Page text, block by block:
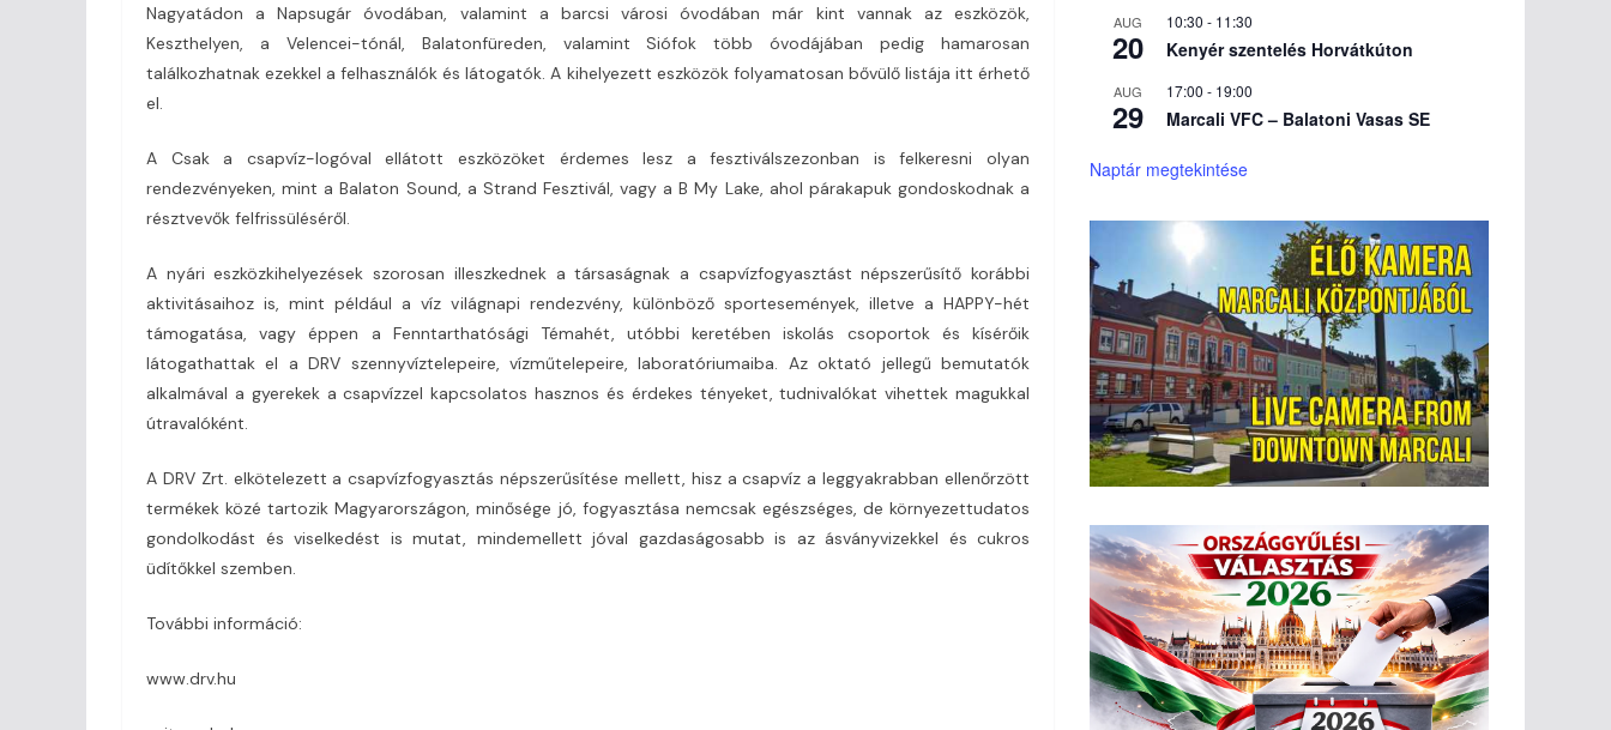
Nagyatádon a Napsugár óvodában, valamint a barcsi városi óvodában már kint vannak az eszközök,
Keszthelyen, a Velencei-tónál, Balatonfüreden, valamint Siófok több óvodájában pedig hamarosan
találkozhatnak ezekkel a felhasználók és látogatók. A kihelyezett eszközök folyamatosan bővülő listája itt érhető
el.
A Csak a csapvíz-logóval ellátott eszközöket érdemes lesz a fesztiválszezonban is felkeresni olyan
rendezvényeken, mint a Balaton Sound, a Strand Fesztivál, vagy a B My Lake, ahol párakapuk gondoskodnak a
résztvevők felfrissüléséről.
A nyári eszközkihelyezések szorosan illeszkednek a társaságnak a csapvízfogyasztást népszerűsítő korábbi
aktivitásaihoz is, mint például a víz világnapi rendezvény, különböző sportesemények, illetve a HAPPY-hét
támogatása, vagy éppen a Fenntarthatósági Témahét, utóbbi keretében iskolás csoportok és kísérőik
látogathattak el a DRV szennyvíztelepeire, vízműtelepeire, laboratóriumaiba. Az oktató jellegű bemutatók
alkalmával a gyerekek a csapvízzel kapcsolatos hasznos és érdekes tényeket, tudnivalókat vihettek magukkal
útravalóként.
A DRV Zrt. elkötelezett a csapvízfogyasztás népszerűsítése mellett, hisz a csapvíz a leggyakrabban ellenőrzött
termékek közé tartozik Magyarországon, minősége jó, fogyasztása nemcsak egészséges, de környezettudatos
gondolkodást és viselkedést is mutat, mindemellett jóval gazdaságosabb is az ásványvizekkel és cukros
üdítőkkel szemben.
További információ:
www.drv.hu
AUG
20
10:30 - 11:30
Kenyér szentelés Horvátkúton
AUG
29
17:00 - 19:00
Marcali VFC – Balatoni Vasas SE
Naptár megtekintése